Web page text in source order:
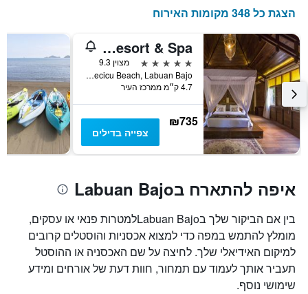
המציגים
את
ימי
השבוע.
התרשים
כולל
1
ציר
Y
המציג
את
מחיר
חדר
הצגת כל 348 מקומות האירוח
Plataran Komodo Resort & Spa
5 כוכבים
מצוין 9.3
Waecicu Beach, Labuan Bajo, אינדונזיה
4.7 ק״מ ממרכז העיר
₪735
צפייה בדילים
איפה להתארח בLabuan Bajo
בין אם הביקור שלך בLabuan Bajoלמטרות פנאי או עסקים,
מומלץ להתמש במפה כדי למצוא אכסניות והוסטלים קרובים
למיקום האידיאלי שלך. לחיצה על שם האכסניה או ההוסטל
תעביר אותך לעמוד עם תמחור, חוות דעת של אורחים ומידע
שימושי נוסף.